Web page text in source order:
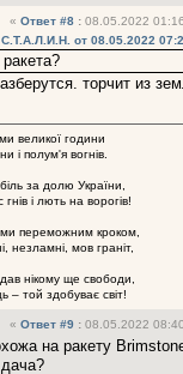
« Ответ #8 : 08.05.2022
С.Т.А.Л.И.Н. от 08.05.2022
торчит из
великої години
і полум'я вогнів.
біль за долю України,
і лють на ворогів!
ми переможним кроком,
незламні, мов граніт,
нікому ще свободи,
– той здобуває світ!
« Ответ #9 : 08.05.2022
на ракету